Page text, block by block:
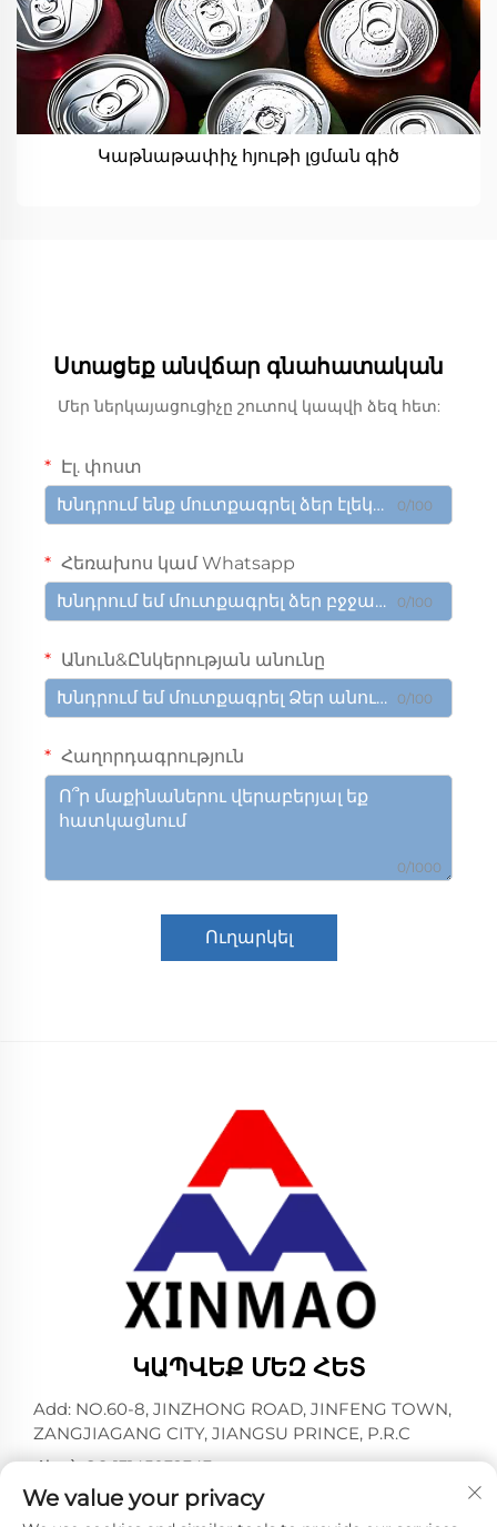
Կաթնաթափիչ հյութի լցման գիծ
Ստացեք անվճար գնահատական
Մեր ներկայացուցիչը շուտով կապվի ձեզ հետ:
Էլ. փոստ
0/100
Հեռախոս կամ Whatsapp
0/100
Անուն&Ընկերության անունը
0/100
Հաղորդագրություն
0/1000
Ուղարկել
ԿԱՊՎԵՔ ՄԵԶ ՀԵՏ
Add: NO.60-8, JINZHONG ROAD, JINFENG TOWN,
ZANGJIAGANG CITY, JIANGSU PRINCE, P.R.C
Հեռ.՝+86-13145032343
Էլ. փոստ՝[email protected]
We value your privacy